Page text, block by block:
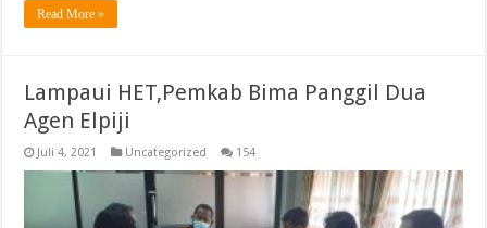
Read More »
Lampaui HET,Pemkab Bima Panggil Dua
Agen Elpiji
Juli 4, 2021 Uncategorized 154